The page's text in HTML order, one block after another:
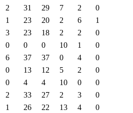
2 31 29 7 2
0
1 23 20 2 6
1
3 23 18 2 2
0
0 0 0 10 1
0
6 37 37 0 4
0
0 13 12 5 2
0
0 4 4 10 0
0
2 33 27 2 3
0
1 26 22 13 4
0